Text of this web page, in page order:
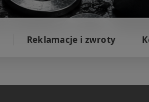
Reklamacje i zwroty